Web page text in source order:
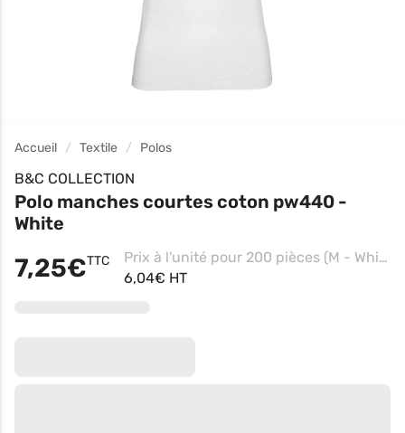
Accueil Textile Polos
B&C COLLECTION
Polo manches courtes coton pw440 -
White
7,25€TTC
Prix à l'unité pour 200 pièces (M - White)
6,04€ HT